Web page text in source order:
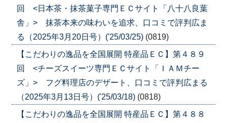
回 <日本茶・抹茶菓子専門ＥＣサイト「八十八良葉
舎」> 抹茶本来の味わいを追求、口コミで評判広ま
る（2025年3月20日号）('25/03/25) (0819)
【こだわりの逸品を全国展開 特産品ＥＣ】第４８９
回 <チーズスイーツ専門ＥＣサイト「ＩＡＭチー
ズ」> フグ料理店のデザート、口コミで評判広まる
（2025年3月13日号）('25/03/18) (0818)
【こだわりの逸品を全国展開 特産品ＥＣ】第４８８